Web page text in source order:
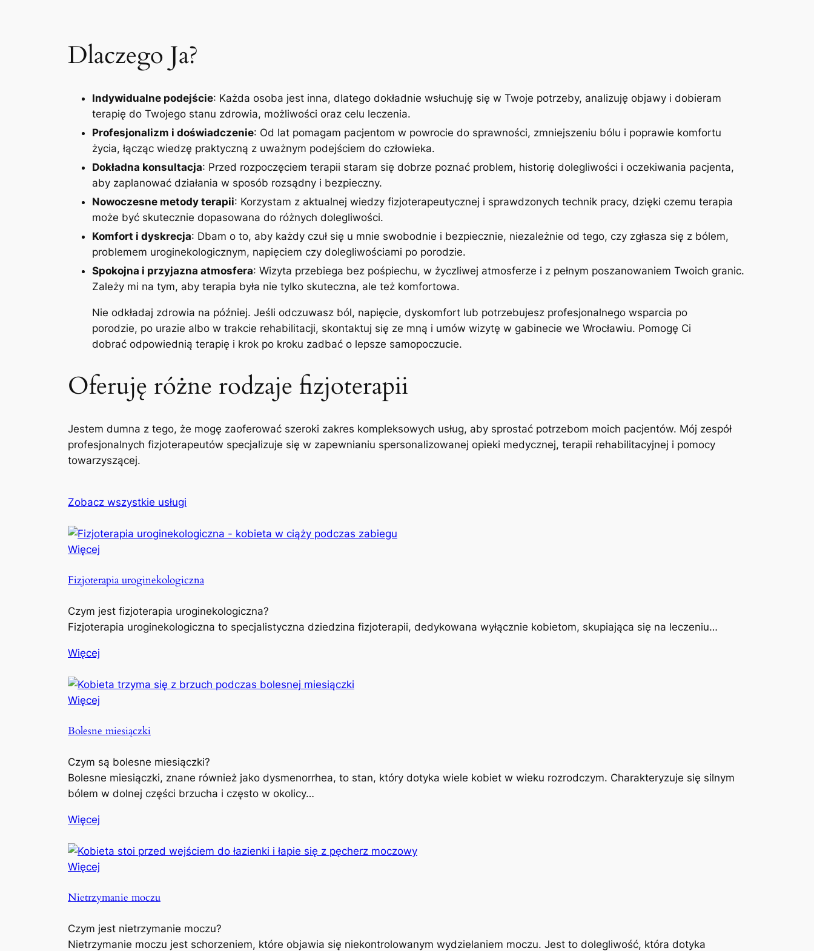
Dlaczego Ja?
Indywidualne podejście: Każda osoba jest inna, dlatego dokładnie wsłuchuję się w Twoje potrzeby, analizuję objawy i dobieram
terapię do Twojego stanu zdrowia, możliwości oraz celu leczenia.
Profesjonalizm i doświadczenie: Od lat pomagam pacjentom w powrocie do sprawności, zmniejszeniu bólu i poprawie komfortu
życia, łącząc wiedzę praktyczną z uważnym podejściem do człowieka.
Dokładna konsultacja: Przed rozpoczęciem terapii staram się dobrze poznać problem, historię dolegliwości i oczekiwania pacjenta,
aby zaplanować działania w sposób rozsądny i bezpieczny.
Nowoczesne metody terapii: Korzystam z aktualnej wiedzy fizjoterapeutycznej i sprawdzonych technik pracy, dzięki czemu terapia
może być skutecznie dopasowana do różnych dolegliwości.
Komfort i dyskrecja: Dbam o to, aby każdy czuł się u mnie swobodnie i bezpiecznie, niezależnie od tego, czy zgłasza się z bólem,
problemem uroginekologicznym, napięciem czy dolegliwościami po porodzie.
Spokojna i przyjazna atmosfera: Wizyta przebiega bez pośpiechu, w życzliwej atmosferze i z pełnym poszanowaniem Twoich granic.
Zależy mi na tym, aby terapia była nie tylko skuteczna, ale też komfortowa.
Nie odkładaj zdrowia na później. Jeśli odczuwasz ból, napięcie, dyskomfort lub potrzebujesz profesjonalnego wsparcia po
porodzie, po urazie albo w trakcie rehabilitacji, skontaktuj się ze mną i umów wizytę w gabinecie we Wrocławiu. Pomogę Ci
dobrać odpowiednią terapię i krok po kroku zadbać o lepsze samopoczucie.
Oferuję różne rodzaje fizjoterapii
Jestem dumna z tego, że mogę zaoferować szeroki zakres kompleksowych usług, aby sprostać potrzebom moich pacjentów. Mój zespół
profesjonalnych fizjoterapeutów specjalizuje się w zapewnianiu spersonalizowanej opieki medycznej, terapii rehabilitacyjnej i pomocy
towarzyszącej.
Zobacz wszystkie usługi
Więcej
Fizjoterapia uroginekologiczna
Czym jest fizjoterapia uroginekologiczna?
Fizjoterapia uroginekologiczna to specjalistyczna dziedzina fizjoterapii, dedykowana wyłącznie kobietom, skupiająca się na leczeniu…
Więcej
Więcej
Bolesne miesiączki
Czym są bolesne miesiączki?
Bolesne miesiączki, znane również jako dysmenorrhea, to stan, który dotyka wiele kobiet w wieku rozrodczym. Charakteryzuje się silnym
bólem w dolnej części brzucha i często w okolicy…
Więcej
Więcej
Nietrzymanie moczu
Czym jest nietrzymanie moczu?
Nietrzymanie moczu jest schorzeniem, które objawia się niekontrolowanym wydzielaniem moczu. Jest to dolegliwość, która dotyka